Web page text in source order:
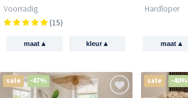
Voorradig
(15)
maat ▴ kleur▴
Hardloper
maat ▴
sale -47% sale -40%